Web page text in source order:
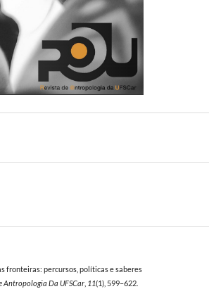
fronteiras: percursos, políticas e saberes
Antropologia Da UFSCar, 11(1), 599–622.